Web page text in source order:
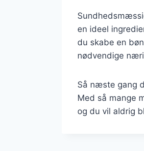
en ideel
du skabe en
nødvendige
Så næste gang
Med så mange
og du vil aldrig